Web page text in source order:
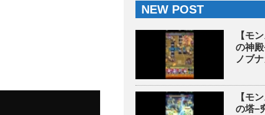
NEW POST
【モ
の神
ノブ
【モ
の塔−